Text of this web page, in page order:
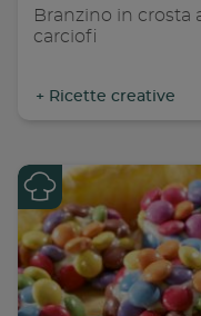
Branzino in crosta
carciofi
+ Ricette creative